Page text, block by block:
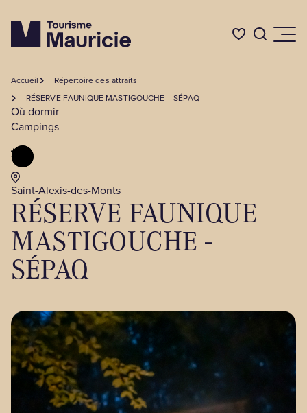
Quoi faire
Où dormir
Où manger
Événements
L'été en Mauricie
BLOGUE
Accueil
Répertoire des attraits
RÉSERVE FAUNIQUE MASTIGOUCHE – SÉPAQ
Où dormir
Campings
Saint-Alexis-des-Monts
RÉSERVE FAUNIQUE
MASTIGOUCHE -
SÉPAQ